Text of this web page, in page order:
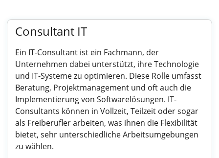
Consultant IT
Ein IT-Consultant ist ein Fachmann, der
Unternehmen dabei unterstützt, ihre Technologie
und IT-Systeme zu optimieren. Diese Rolle umfasst
Beratung, Projektmanagement und oft auch die
Implementierung von Softwarelösungen. IT-
Consultants können in Vollzeit, Teilzeit oder sogar
als Freiberufler arbeiten, was ihnen die Flexibilität
bietet, sehr unterschiedliche Arbeitsumgebungen
zu wählen.